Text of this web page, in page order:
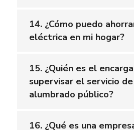
14. ¿Cómo puedo
eléctrica en mi hogar?
15. ¿Quién es el
supervisar el servicio de
alumbrado público?
16. ¿Qué es una